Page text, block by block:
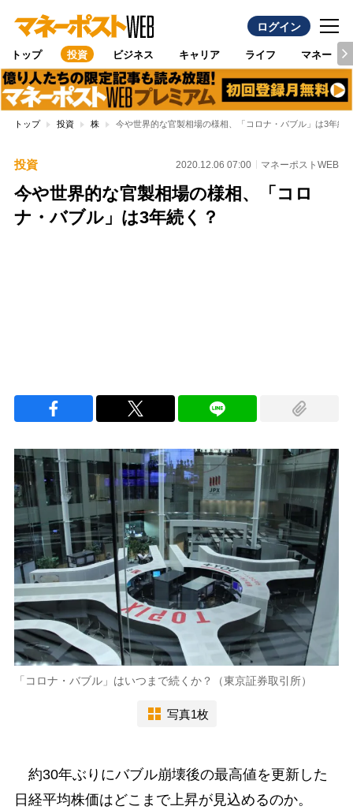
ログイン
トップ 投資 ビジネス キャリア ライフ マネー
トップ 投資 株 今や世界的な官製相場の様相、「コロナ・バブル」は3年続
投資 2020.12.06 07:00 マネーポストWEB
今や世界的な官製相場の様相、「コロ
ナ・バブル」は3年続く？
「コロナ・バブル」はいつまで続くか？（東京証券取引所）
写真1枚
約30年ぶりにバブル崩壊後の最高値を更新した
日経平均株価はどこまで上昇が見込めるのか。